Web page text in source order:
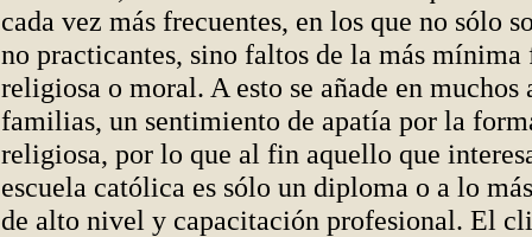
cada vez más frecuentes, en los que no sólo
no practicantes, sino faltos de la más
religiosa o moral. A esto se añade en muchos
familias, un sentimiento de apatía por la
religiosa, por lo que al fin aquello que
escuela católica es sólo un diploma o a lo
de alto nivel y capacitación profesional. El